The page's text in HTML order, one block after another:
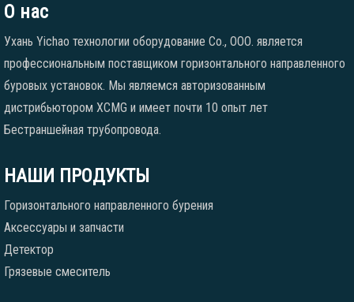
О нас
Ухань Yichao технологии оборудование Co., ООО. является
профессиональным поставщиком горизонтального направленного
буровых установок. Мы являемся авторизованным
дистрибьютором XCMG и имеет почти 10 опыт лет
Бестраншейная трубопровода.
НАШИ ПРОДУКТЫ
Горизонтального направленного бурения
Аксессуары и запчасти
Детектор
Грязевые смеситель